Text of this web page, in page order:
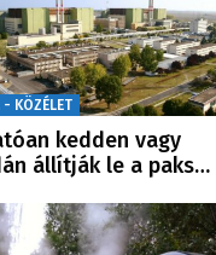
- KÖZÉLET
kedden vagy
állítják le a paks…